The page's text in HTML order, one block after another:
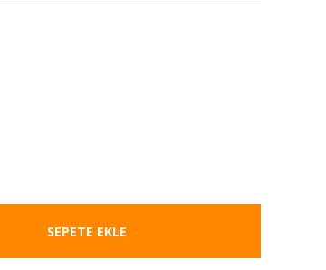
SEPETE EKLE